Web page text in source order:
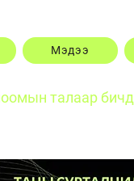
Мэдээ
талаар